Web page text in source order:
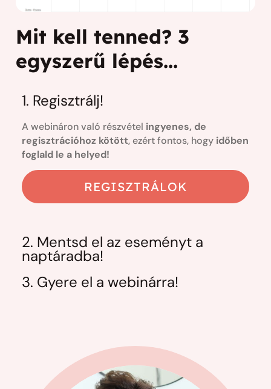
Mit kell tenned? 3
egyszerű lépés...
1. Regisztrálj!
A webináron való részvétel ingyenes, de
regisztrációhoz kötött, ezért fontos, hogy időben
foglald le a helyed!
REGISZTRÁLOK
2. Mentsd el az eseményt a
naptáradba!
3. Gyere el a webinárra!